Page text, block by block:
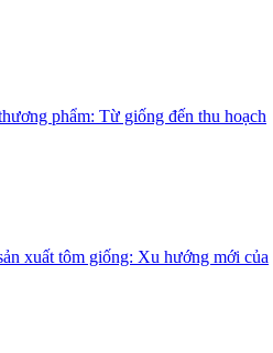
phẩm: Từ giống đến thu hoạch
xuất tôm giống: Xu hướng mới của